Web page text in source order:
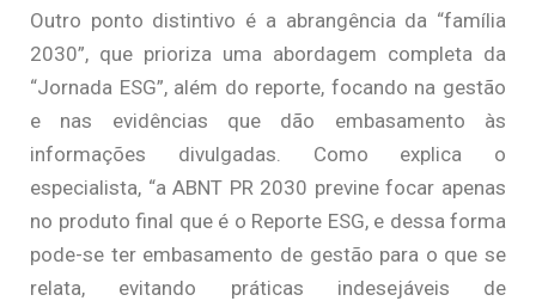
Outro ponto distintivo é a abrangência da “família
2030”, que prioriza uma abordagem completa da
“Jornada ESG”, além do reporte, focando na gestão
e nas evidências que dão embasamento às
informações divulgadas. Como explica o
especialista, “a ABNT PR 2030 previne focar apenas
no produto final que é o Reporte ESG, e dessa forma
pode-se ter embasamento de gestão para o que se
relata, evitando práticas indesejáveis de